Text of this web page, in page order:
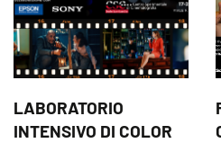
LABORATORIO
INTENSIVO DI COLOR